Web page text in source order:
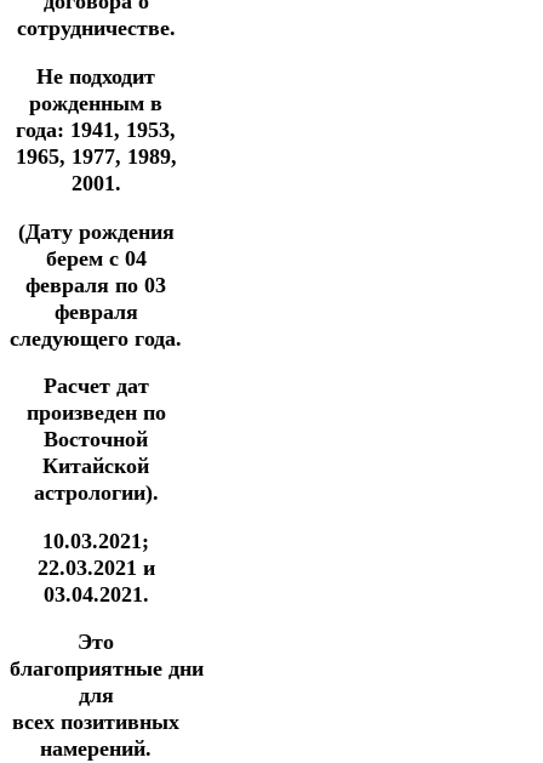
сотрудничестве.
Не подходит
рожденным в
года: 1941, 1953,
1965, 1977, 1989,
2001.
(Дату рождения
берем с 04
февраля по 03
февраля
следующего года.
Расчет дат
произведен по
Восточной
Китайской
астрологии).
10.03.2021;
22.03.2021 и
03.04.2021.
Это
благоприятные дни
для
всех позитивных
намерений.